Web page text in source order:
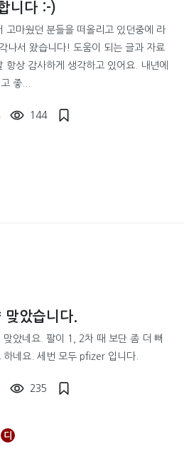
니다 :-)
고마웠던 분들을 떠올리고 있던중에 라
나서 왔습니다! 도움이 되는 글과 자료
항상 감사하게 생각하고 있어요. 내년에
좋...
144
맞았습니다.
맞았네요. 팔이 1, 2차 때 보단 좀 더 뻐
하네요. 세번 모두 pfizer 입니다.
235
디